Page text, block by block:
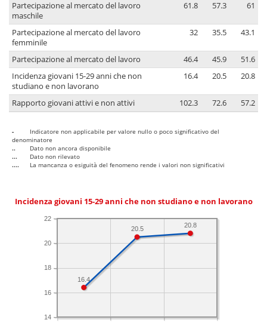
Partecipazione al mercato del lavoro
maschile
61.8 57.3 61
Partecipazione al mercato del lavoro
femminile
32 35.5 43.1
Partecipazione al mercato del lavoro 46.4 45.9
51.6
Incidenza giovani 15-29 anni che non
studiano e non lavorano
16.4 20.5 20.8
Rapporto giovani attivi e non attivi 102.3 72.6 57.2
-
Indicatore non applicabile per valore nullo o poco significativo del
denominatore
..
Dato non ancora disponibile
...
Dato non rilevato
....
La mancanza o esiguità del fenomeno rende i valori non significativi
Incidenza giovani 15-29 anni che non studiano e non lavorano
14
16
18
20
22
20.8
20.5
16.4